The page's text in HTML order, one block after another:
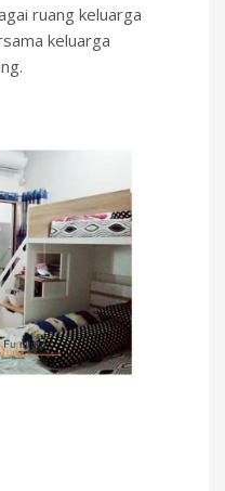
ruang keluarga
keluarga